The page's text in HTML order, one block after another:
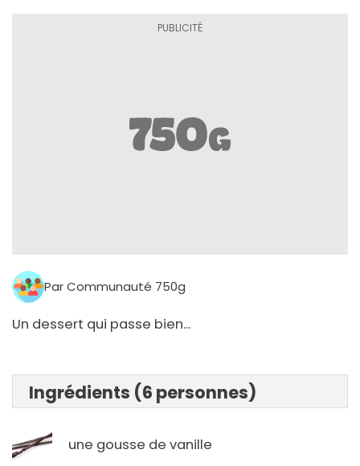
Par Communauté 750g
Un dessert qui passe bien...
Ingrédients (6 personnes)
une gousse de vanille